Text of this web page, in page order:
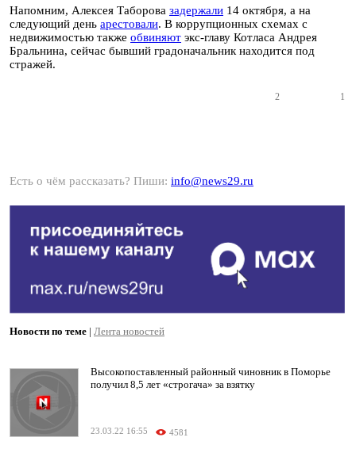
Напомним, Алексея Таборова задержали 14 октября, а на
следующий день арестовали. В коррупционных схемах с
недвижимостью также обвиняют экс-главу Котласа Андрея
Бральнина, сейчас бывший градоначальник находится под
стражей.
2 1
Есть о чём рассказать? Пиши: info@news29.ru
Новости по теме | Лента новостей
Высокопоставленный районный чиновник в Поморье
получил 8,5 лет «строгача» за взятку
23.03.22 16:55 4581